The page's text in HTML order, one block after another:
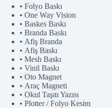
• Folyo Baskı
• One Way Vision
• Baskes Baskı
• Branda Baskı
• Afiş Branda
• Afiş Baskı
• Mesh Baskı
• Vinil Baskı
• Oto Magnet
• Araç Magneti
• Okul Taşıtı Yazısı
• Plotter / Folyo Kesim